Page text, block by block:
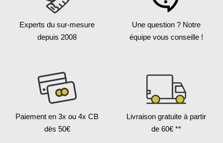
Experts du sur-mesure
depuis 2008
Une question ? Notre
équipe vous conseille !
Paiement en 3x ou 4x CB
dès 50€
Livraison gratuite à partir
de 60€ **